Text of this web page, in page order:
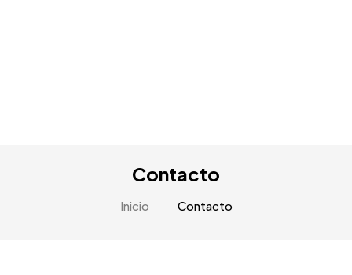
Contacto
Inicio Contacto